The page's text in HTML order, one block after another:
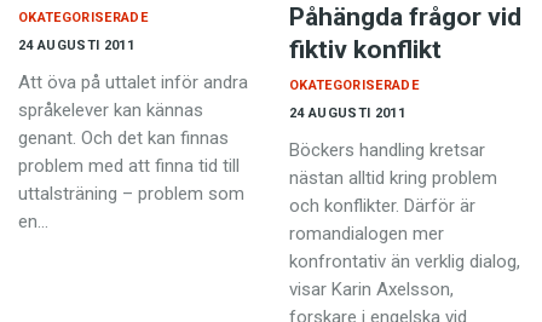
24 AUGUSTI 2011
OKATEGORISERADE
Att öva på uttalet inför andra
språkelever kan kännas
genant. Och det kan finnas
problem med att finna tid till
uttalsträning – problem som
en…
Påhängda frågor vid
fiktiv konflikt
24 AUGUSTI 2011
OKATEGORISERADE
Böckers handling kretsar
nästan alltid kring problem
och konflikter. Därför är
romandialogen mer
konfrontativ än verklig dialog,
visar Karin Axelsson,
forskare i engelska vid